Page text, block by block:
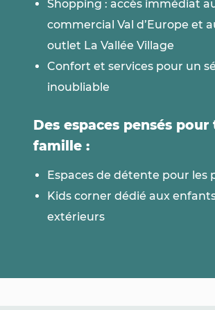
Shopping : accès immédiat
commercial Val d’Europe et
outlet La Vallée Village
Confort et services pour un
inoubliable
Des espaces pensés
famille :
Espaces de détente pour les
Kids corner dédié aux
extérieurs